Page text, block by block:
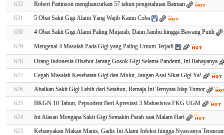
632
Robert Pattinson menghancurkan 57 tahun pengetahuan Batman
631
5 Obat Sakit Gigi Alami Yang Wajib Kamu Coba
630
4 Obat Sakit Gigi Alami Paling Mujarab, Daun Jambu hingga Bawang Putih
629 Mengenal 4 Masalah Pada Gigi yang Paling Umum Terjadi
628
Orang Indonesia Disebut Jarang Gosok Gigi Selama Pandemi, Ini Bahayanya
627
Cegah Masalah Kesehatan Gigi dan Mulut, Jangan Asal Sikat Gigi Ya!
626
Abaikan Sakit Gigi Lebih dari Setahun, Remaja Ini Ternyata Idap Tumor
625
BKGN 10 Tahun, Pepsodent Beri Apresiasi 3 Mahasiswa FKG UGM
624
Ini Alasan Mengapa Sakit Gigi Semakin Parah saat Malam Hari
623
Kebanyakan Makan Manis, Gadis Ini Alami Infeksi hingga Nyawanya